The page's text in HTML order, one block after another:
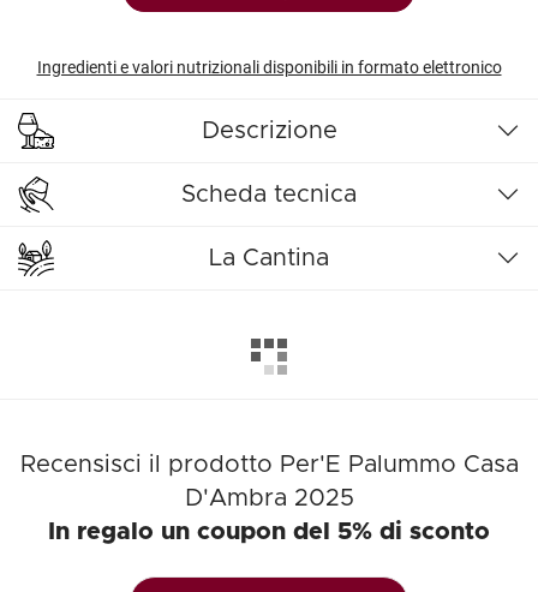
Ingredienti e valori nutrizionali disponibili in formato elettronico
Descrizione
Scheda tecnica
La Cantina
Recensisci il prodotto Per'E Palummo Casa
D'Ambra 2025
In regalo un coupon del 5% di sconto